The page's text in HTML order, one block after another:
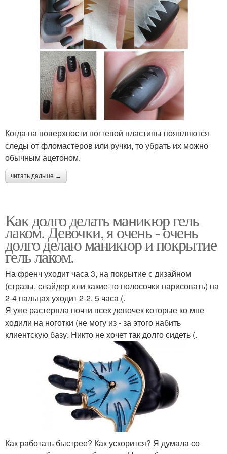
Когда на поверхности ногтевой пластины появляются
следы от фломастеров или ручки, то убрать их можно
обычным ацетоном.
читать дальше →
Как долго делать маникюр гель
лаком. Девочки, я очень - очень
долго делаю маникюр и покрытие
гель лаком.
На френч уходит часа 3, на покрытие с дизайном
(стразы, слайдер или какие-то полосочки нарисовать) на
2-4 пальцах уходит 2-2, 5 часа (.
Я уже растеряла почти всех девочек которые ко мне
ходили на ноготки (не могу из - за этого набить
клиентскую базу. Никто не хочет так долго сидеть (.
Как работать быстрее? Как ускорится? Я думала со